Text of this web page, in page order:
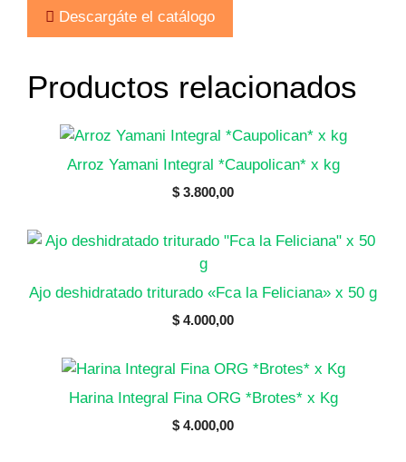
cantidad
Descargáte el catálogo
Productos relacionados
Arroz Yamani Integral *Caupolican* x kg
$ 3.800,00
Ajo deshidratado triturado «Fca la Feliciana» x 50 g
$ 4.000,00
Harina Integral Fina ORG *Brotes* x Kg
$ 4.000,00